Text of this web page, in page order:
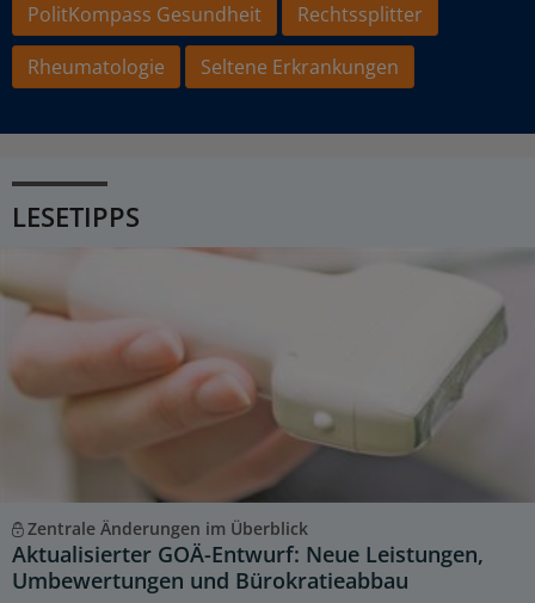
PolitKompass Gesundheit
Rechtssplitter
Rheumatologie
Seltene Erkrankungen
LESETIPPS
Zentrale Änderungen im Überblick
Aktualisierter GOÄ-Entwurf: Neue Leistungen,
Umbewertungen und Bürokratieabbau